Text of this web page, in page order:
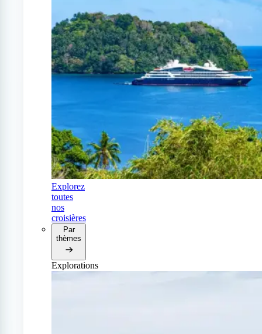
Explorez
toutes
nos
croisières
Par
thèmes
Explorations